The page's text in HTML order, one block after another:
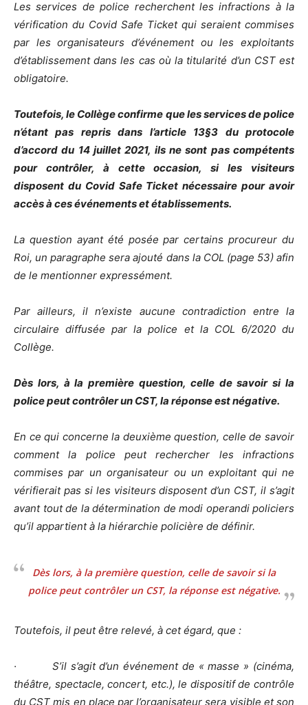
Les services de police recherchent les infractions à la
vérification du Covid Safe Ticket qui seraient commises
par les organisateurs d’événement ou les exploitants
d’établissement dans les cas où la titularité d’un CST est
obligatoire.
Toutefois, le Collège confirme que les services de police
n’étant pas repris dans l’article 13§3 du protocole
d’accord du 14 juillet 2021, ils ne sont pas compétents
pour contrôler, à cette occasion, si les visiteurs
disposent du Covid Safe Ticket nécessaire pour avoir
accès à ces événements et établissements.
La question ayant été posée par certains procureur du
Roi, un paragraphe sera ajouté dans la COL (page 53) afin
de le mentionner expressément.
Par ailleurs, il n’existe aucune contradiction entre la
circulaire diffusée par la police et la COL 6/2020 du
Collège.
Dès lors, à la première question, celle de savoir si la
police peut contrôler un CST, la réponse est négative.
En ce qui concerne la deuxième question, celle de savoir
comment la police peut rechercher les infractions
commises par un organisateur ou un exploitant qui ne
vérifierait pas si les visiteurs disposent d’un CST, il s’agit
avant tout de la détermination de modi operandi policiers
qu’il appartient à la hiérarchie policière de définir.
Dès lors, à la première question, celle de savoir si la
police peut contrôler un CST, la réponse est négative.
Toutefois, il peut être relevé, à cet égard, que :
· S’il s’agit d’un événement de « masse » (cinéma,
théâtre, spectacle, concert, etc.), le dispositif de contrôle
du CST mis en place par l’organisateur sera visible et son